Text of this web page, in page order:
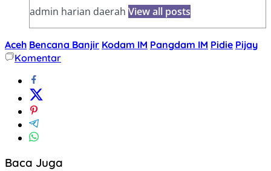
admin harian daerah View all posts
Aceh Bencana Banjir Kodam IM Pangdam IM Pidie Pijay
Komentar
Baca Juga